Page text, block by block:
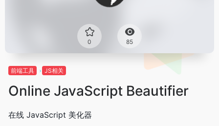
0 85
前端工具 JS相关
Online JavaScript Beautifier
在线 JavaScript 美化器